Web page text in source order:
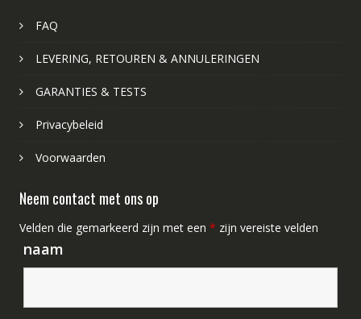
FAQ
LEVERING, RETOUREN & ANNULERINGEN
GARANTIES & TESTS
Privacybeleid
Voorwaarden
Neem contact met ons op
Velden die gemarkeerd zijn met een * zijn vereiste velden
naam